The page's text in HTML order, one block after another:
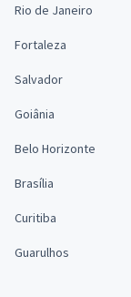
Rio de Janeiro
Fortaleza
Salvador
Goiânia
Belo Horizonte
Brasília
Curitiba
Guarulhos